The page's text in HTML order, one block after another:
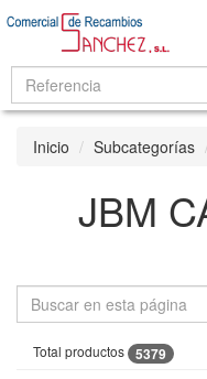
Inicio Subcategorías
JBM
Total productos 5379